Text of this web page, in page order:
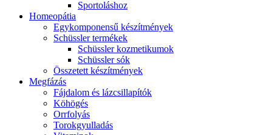
Sportoláshoz
Homeopátia
Egykomponensű készítmények
Schüssler termékek
Schüssler kozmetikumok
Schüssler sók
Összetett készítmények
Megfázás
Fájdalom és lázcsillapítók
Köhögés
Orrfolyás
Torokgyulladás